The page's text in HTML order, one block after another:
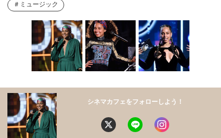
ミュージック
シネマカフェをフォローしよう！